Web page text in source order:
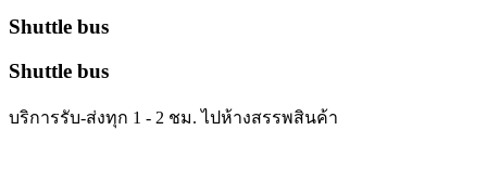
Shuttle bus
Shuttle bus
บริการรับ-ส่งทุก 1 - 2 ชม. ไปห้างสรรพสินค้า